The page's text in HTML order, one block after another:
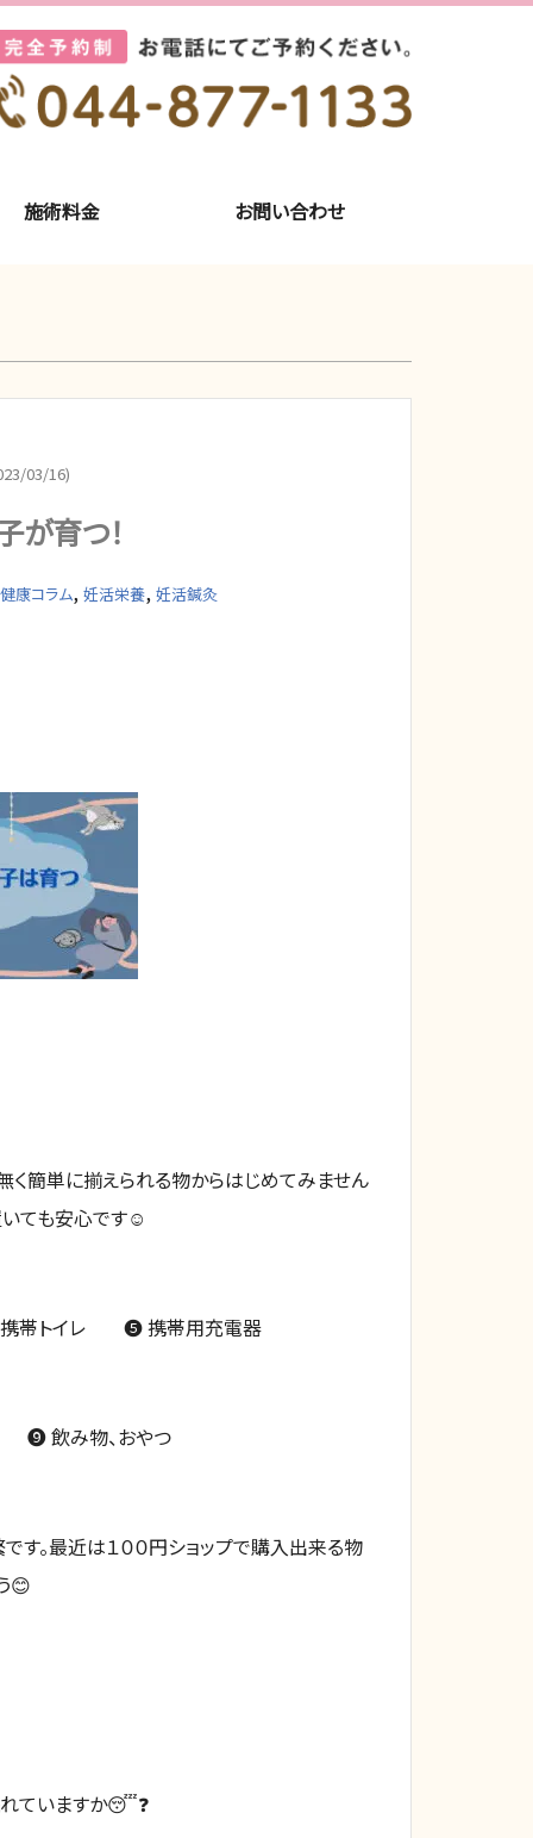
施術料金 お問い合わせ
03/16)
が育つ！
康コラム, 妊活栄養, 妊活鍼灸
簡単に揃えられる物からはじめてみません
ても安心です☺️
トイレ ❺ 携帯用充電器
飲み物、おやつ
。最近は１００円ショップで購入出来る物
😊
ていますか😴❓